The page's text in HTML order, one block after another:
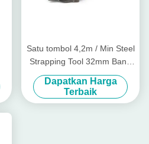
Satu tombol 4,2m / Min Steel
Strapping Tool 32mm Band
Pneumatic Steel Strapping
Machine
Dapatkan Harga
Terbaik